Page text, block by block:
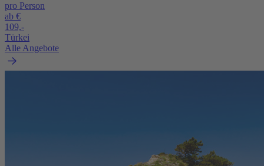
pro Person
ab €
109,-
Türkei
Alle Angebote